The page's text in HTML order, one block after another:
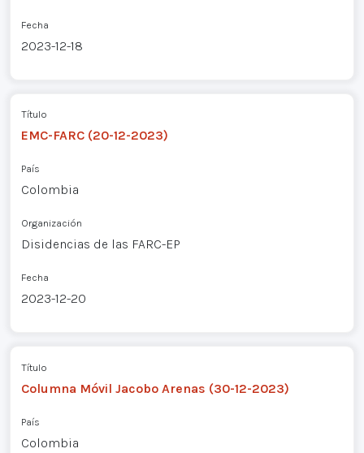
Fecha
2023-12-18
Título
EMC-FARC (20-12-2023)
País
Colombia
Organización
Disidencias de las FARC-EP
Fecha
2023-12-20
Título
Columna Móvil Jacobo Arenas (30-12-2023)
País
Colombia